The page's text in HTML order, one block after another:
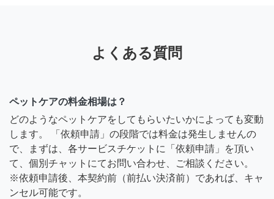
よくある質問
ペットケアの料金相場は？
どのようなペットケアをしてもらいたいかによっても変動
します。 「依頼申請」の段階では料金は発生しませんの
で、まずは、各サービスチケットに「依頼申請」を頂い
て、個別チャットにてお問い合わせ、ご相談ください。
※依頼申請後、本契約前（前払い決済前）であれば、キャ
ンセル可能です。